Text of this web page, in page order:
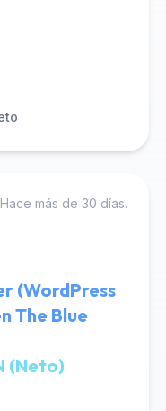
Hace más de 30 días.
(WordPress
The Blue
(Neto)